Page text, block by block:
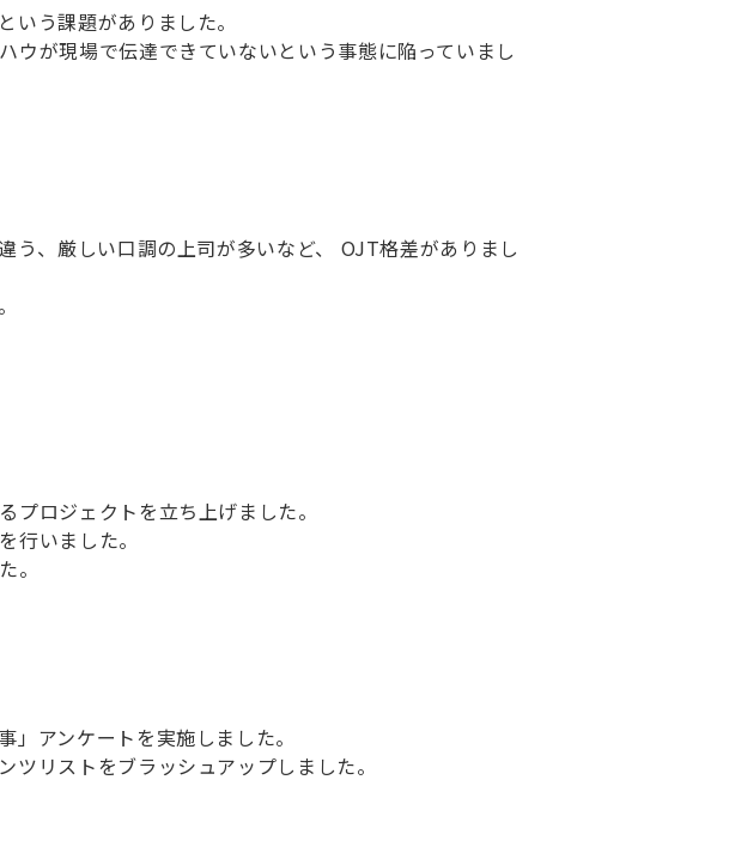
う課題がありました。
ウが現場で伝達できていないという事態に陥っていまし
、厳しい口調の上司が多いなど、 OJT格差がありまし
ロジェクトを立ち上げました。
行いました。
。
アンケートを実施しました。
リストをブラッシュアップしました。